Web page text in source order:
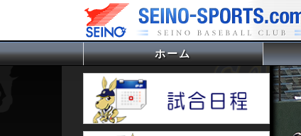
ホーム(current)